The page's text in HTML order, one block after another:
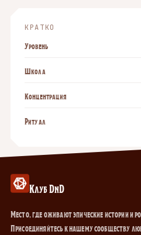
КРАТКО
Уровень
Школа
Концентрация
Ритуал
Клуб DnD
Место, где оживают эпические истории и
Присоединяйтесь к нашему сообществу